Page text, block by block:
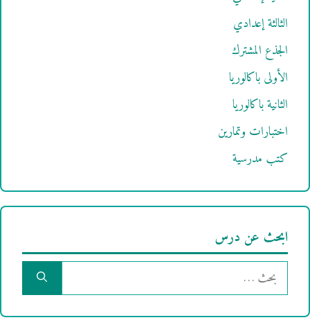
الثالثة إعدادي
الجذع المشترك
الأولى باكالوريا
الثانية باكالوريا
اختبارات وتمارين
كتب مدرسية
ابحث عن درس
البحث
عن: